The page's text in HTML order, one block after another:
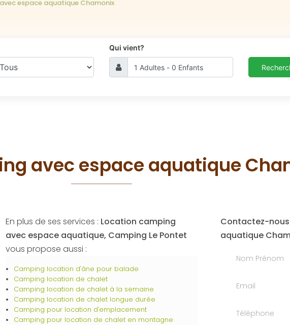
espace aquatique Chamonix
Qui vient?
avec espace aquatique
En plus de ses services : Location camping
avec espace aquatique, Camping Le Pontet
vous propose aussi :
Camping location d'âne pour balade
Camping location de chalet
Camping location de chalet à la semaine
Camping location de chalet longue durée
Camping pour location d'emplacement
Camping pour location de chalet en montagne
Contactez-
aquatique
Nom Prénom
Email
Téléphone